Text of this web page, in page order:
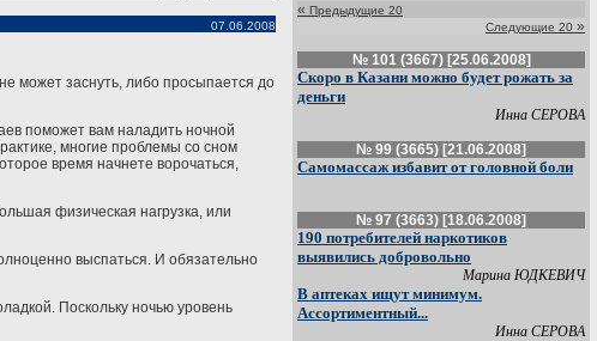
07.06.2008
может заснуть, либо просыпается до
поможет вам наладить ночной
многие проблемы со сном
время начнете ворочаться,
физическая нагрузка, или
выспаться. И обязательно
Поскольку ночью уровень
« Предыдущие 20
Следующие 20 »
№ 101 (3667) [25.06.2008]
Скоро в Казани можно будет рожать за
деньги
Инна СЕРОВА
№ 99 (3665) [21.06.2008]
Самомассаж избавит от головной боли
№ 97 (3663) [18.06.2008]
190 потребителей наркотиков
выявились добровольно
Марина ЮДКЕВИЧ
В аптеках ищут минимум.
Ассортиментный...
Инна СЕРОВА